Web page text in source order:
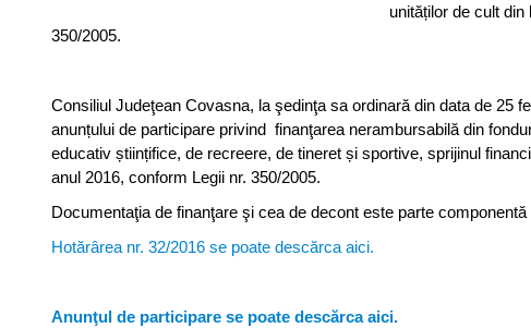
unităților de cult
350/2005.
Consiliul Judeţean Covasna, la şedinţa sa ordinară din data de 25
anunțului de participare privind finanţarea nerambursabilă din
educativ științifice, de recreere, de tineret și sportive, sprijinul
anul 2016, conform Legii nr. 350/2005.
Documentaţia de finanţare şi cea de decont este parte
Hotărârea nr. 32/2016 se poate descărca aici.
Anunţul de participare se poate descărca aici.